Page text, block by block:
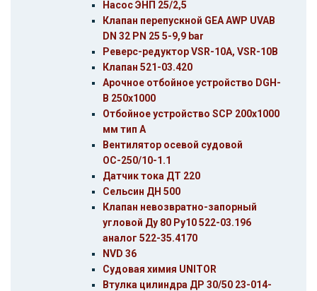
Насос ЭНП 25/2,5
Клапан перепускной GEA AWP UVAB
DN 32 PN 25 5-9,9 bar
Реверс-редуктор VSR-10A, VSR-10В
Клапан 521-03.420
Арочное отбойное устройство DGH-
B 250х1000
Отбойное устройство SCP 200х1000
мм тип А
Вентилятор осевой судовой
ОС-250/10-1.1
Датчик тока ДТ 220
Сельсин ДН 500
Клапан невозвратно-запорный
угловой Ду 80 Ру10 522-03.196
аналог 522-35.4170
NVD 36
Судовая химия UNITOR
Втулка цилиндра ДР 30/50 23-014-